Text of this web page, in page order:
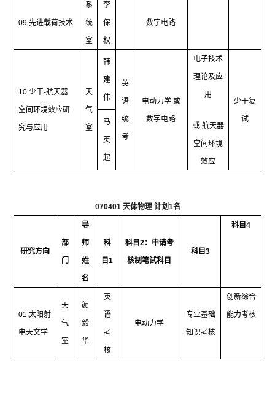
09.先进载荷技术
系
统
室
李
保
权
数字电路
10.少干-航天器
空间环境效应研
究与应用
天
气
室
韩
建
伟
英
语
统
考
电动力学 或
数字电路
电子技术
理论及应
用
或 航天器
空间环境
效应
少干复
试
马
英
起
070401 天体物理 计划1名
研究方向
部
门
导
师
姓
名
科
目1
科目2：申请考
核制笔试科目
科目3
科目4
01.太阳射
电天文学
天
气
室
颜
毅
华
英
语
考
核
电动力学
专业基础
知识考核
创新综合
能力考核